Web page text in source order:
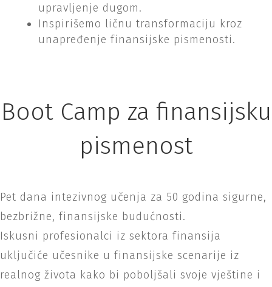
upravljenje dugom.
Inspirišemo ličnu transformaciju kroz
unapređenje finansijske pismenosti.
Boot Camp za finansijsku
pismenost
Pet dana intezivnog učenja za 50 godina sigurne,
bezbrižne, finansijske budućnosti.
Iskusni profesionalci iz sektora finansija
uključiće učesnike u finansijske scenarije iz
realnog života kako bi poboljšali svoje vještine i